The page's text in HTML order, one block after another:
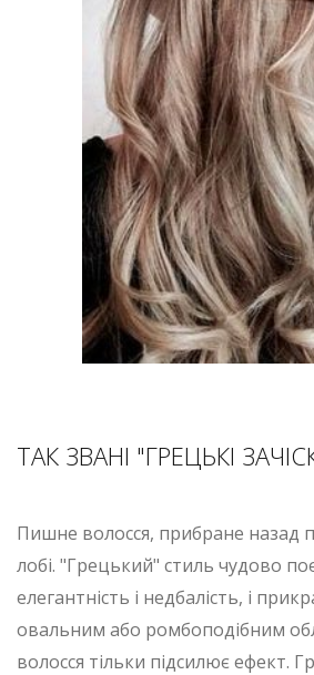
ТАК ЗВАНІ "ГРЕЦЬКІ
Пишне волосся, прибране назад
лобі. "Грецький" стиль чудово
елегантність і недбалість, і
овальним або ромбоподібним
волосся тільки підсилює ефект.